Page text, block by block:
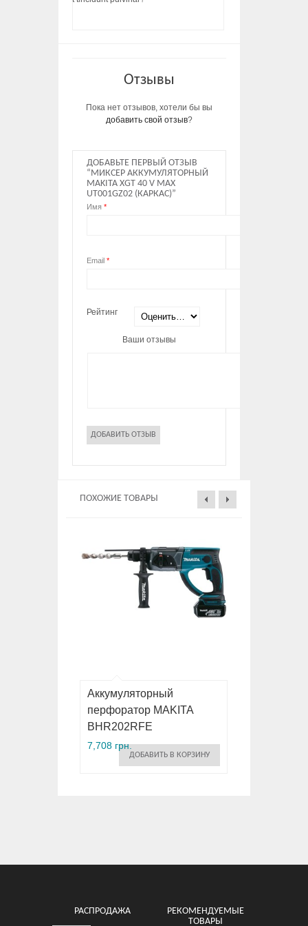
Отзывы
Пока нет отзывов, хотели бы вы
добавить свой отзыв?
ДОБАВЬТЕ ПЕРВЫЙ ОТЗЫВ
“МИКСЕР АККУМУЛЯТОРНЫЙ
MAKITA XGT 40 V MAX
UT001GZ02 (КАРКАС)”
Имя *
Email *
Рейтинг
Ваши отзывы
ПОХОЖИЕ ТОВАРЫ
Аккумуляторный
перфоратор MAKITA
BHR202RFE
7,708 грн.
ДОБАВИТЬ В КОРЗИНУ
РАСПРОДАЖА
РЕКОМЕНДУЕМЫЕ
ТОВАРЫ